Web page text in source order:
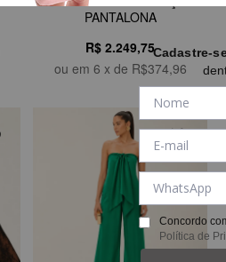
PANTALONA
R$ 2.249,75
ou em 6 x de R$374,96
Cadastre-
Concordo
Política de